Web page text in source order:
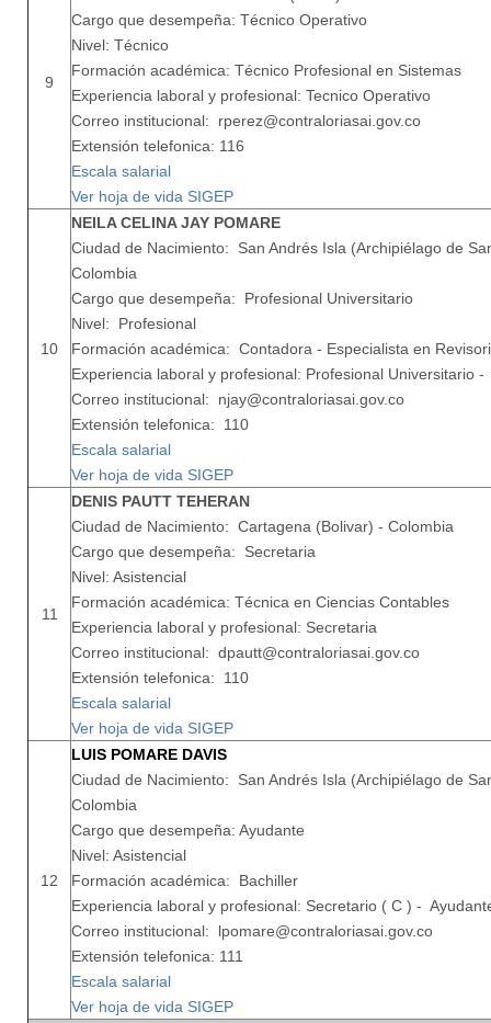
9
Cargo que desempeña: Técnico Operativo
Nivel: Técnico
Formación académica: Técnico Profesional en Sistemas
Experiencia laboral y profesional: Tecnico Operativo
Correo institucional: rperez@contraloriasai.gov.co
Extensión telefonica: 116
Escala salarial
Ver hoja de vida SIGEP
10
NEILA CELINA JAY POMARE
Ciudad de Nacimiento: San Andrés Isla (Archipiélago de
Colombia
Cargo que desempeña: Profesional Universitario
Nivel: Profesional
Formación académica: Contadora - Especialista en
Experiencia laboral y profesional: Profesional Universitario
Correo institucional: njay@contraloriasai.gov.co
Extensión telefonica: 110
Escala salarial
Ver hoja de vida SIGEP
11
DENIS PAUTT TEHERAN
Ciudad de Nacimiento: Cartagena (Bolivar) - Colombia
Cargo que desempeña: Secretaria
Nivel: Asistencial
Formación académica: Técnica en Ciencias Contables
Experiencia laboral y profesional: Secretaria
Correo institucional: dpautt@contraloriasai.gov.co
Extensión telefonica: 110
Escala salarial
Ver hoja de vida SIGEP
12
LUIS POMARE DAVIS
Ciudad de Nacimiento: San Andrés Isla (Archipiélago de
Colombia
Cargo que desempeña: Ayudante
Nivel: Asistencial
Formación académica: Bachiller
Experiencia laboral y profesional: Secretario ( C ) -
Correo institucional: lpomare@contraloriasai.gov.co
Extensión telefonica: 111
Escala salarial
Ver hoja de vida SIGEP